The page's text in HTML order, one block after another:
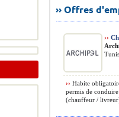
›› Offres
››
›› Habite
permis de
(chauffeur /